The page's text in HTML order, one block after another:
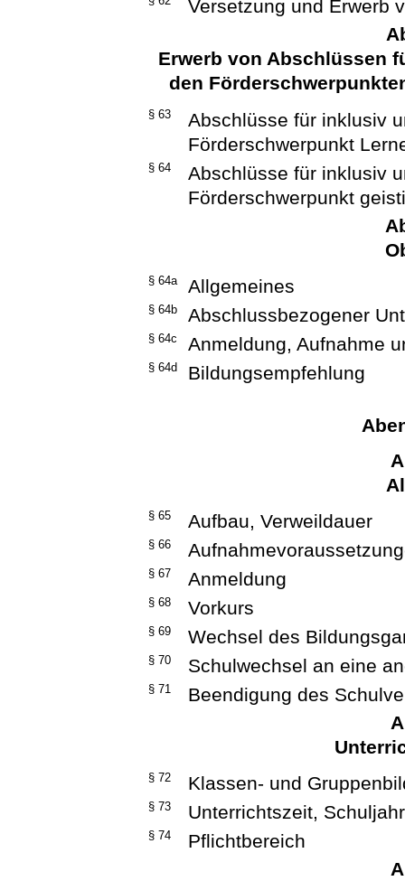
Versetzung und Erwerb
Erwerb von Abschlüssen
den
§ 63
Abschlüsse für inklusiv
Förderschwerpunkt
§ 64
Abschlüsse für inklusiv
Förderschwerpunkt
§ 64a Allgemeines
§ 64b Abschlussbezogener
§ 64c Anmeldung, Aufnahme
§ 64d Bildungsempfehlung
§ 65 Aufbau, Verweildauer
§ 66
§ 67 Anmeldung
§ 68 Vorkurs
§ 69 Wechsel des
§ 70 Schulwechsel an eine
§ 71
Beendigung des
§ 72 Klassen- und
§ 73 Unterrichtszeit,
§ 74
Pflichtbereich